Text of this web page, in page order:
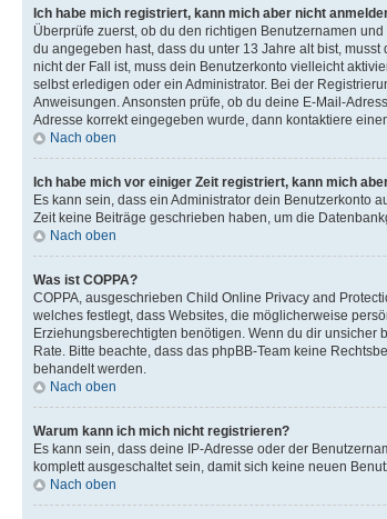
Ich habe mich registriert, kann mich aber nicht
Überprüfe zuerst, ob du den richtigen Benutzernamen
du angegeben hast, dass du unter 13 Jahre alt bist,
nicht der Fall ist, muss dein Benutzerkonto vielleicht
selbst erledigen oder ein Administrator. Bei der
Anweisungen. Ansonsten prüfe, ob du deine E-Mail-
Adresse korrekt eingegeben wurde, dann kontaktiere
Nach oben
Ich habe mich vor einiger Zeit registriert, kann mich
Es kann sein, dass ein Administrator dein Benutzerkonto
Zeit keine Beiträge geschrieben haben, um die
Nach oben
Was ist COPPA?
COPPA, ausgeschrieben Child Online Privacy and
welches festlegt, dass Websites, die möglicherweise
Erziehungsberechtigten benötigen. Wenn du dir unsicher
Rate. Bitte beachte, dass das phpBB-Team keine
behandelt werden.
Nach oben
Warum kann ich mich nicht registrieren?
Es kann sein, dass deine IP-Adresse oder der
komplett ausgeschaltet sein, damit sich keine neuen
Nach oben